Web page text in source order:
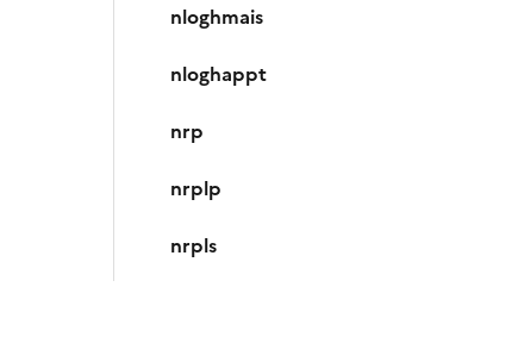
nloghmais
nloghappt
nrp
nrplp
nrpls